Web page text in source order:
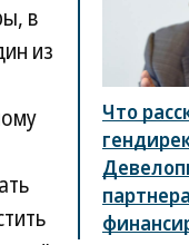
Что
в
из